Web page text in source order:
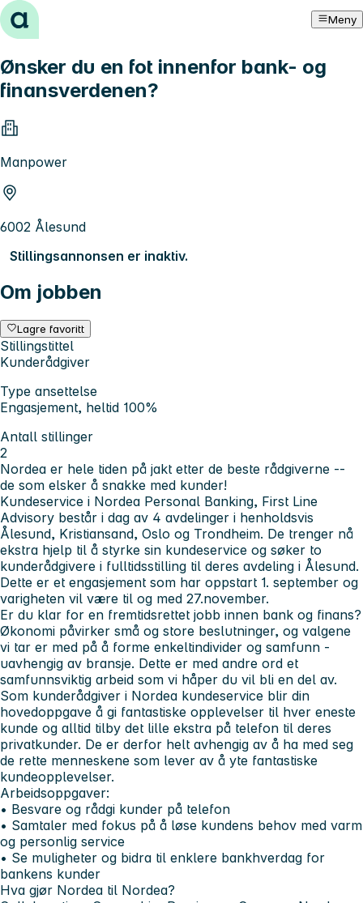
Hopp til innhold Meny
Ønsker du en fot innenfor bank- og
finansverdenen?
Manpower
6002 Ålesund
Stillingsannonsen er inaktiv.
Om jobben
Lagre favoritt
Stillingstittel
Kunderådgiver
Type ansettelse
Engasjement, heltid 100%
Antall stillinger
2
Nordea er hele tiden på jakt etter de beste rådgiverne --
de som elsker å snakke med kunder!
Kundeservice i Nordea Personal Banking, First Line
Advisory består i dag av 4 avdelinger i henholdsvis
Ålesund, Kristiansand, Oslo og Trondheim. De trenger nå
ekstra hjelp til å styrke sin kundeservice og søker to
kunderådgivere i fulltidsstilling til deres avdeling i Ålesund.
Dette er et engasjement som har oppstart 1. september og
varigheten vil være til og med 27.november.
Er du klar for en fremtidsrettet jobb innen bank og finans?
Økonomi påvirker små og store beslutninger, og valgene
vi tar er med på å forme enkeltindivider og samfunn -
uavhengig av bransje. Dette er med andre ord et
samfunnsviktig arbeid som vi håper du vil bli en del av.
Som kunderådgiver i Nordea kundeservice blir din
hovedoppgave å gi fantastiske opplevelser til hver eneste
kunde og alltid tilby det lille ekstra på telefon til deres
privatkunder. De er derfor helt avhengig av å ha med seg
de rette menneskene som lever av å yte fantastiske
kundeopplevelser.
Arbeidsoppgaver:
• Besvare og rådgi kunder på telefon
• Samtaler med fokus på å løse kundens behov med varm
og personlig service
• Se muligheter og bidra til enklere bankhverdag for
bankens kunder
Hva gjør Nordea til Nordea?